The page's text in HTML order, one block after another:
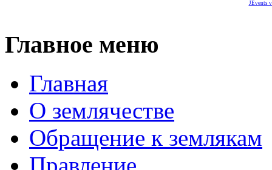
JEvents
Главное меню
Главная
О землячестве
Обращение к землякам